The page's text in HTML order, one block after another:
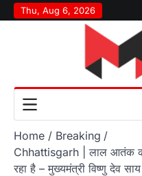
Skip
to
Thu, Aug 6, 2026
Home
Breaking
Chhattisgarh | लाल आतंक
रहा है – मुख्यमंत्री विष्णु देव साय